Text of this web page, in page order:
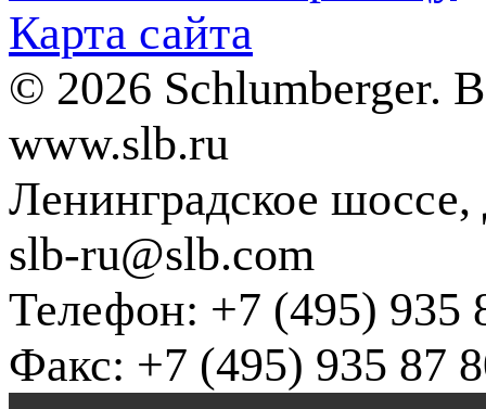
Карта сайта
© 2026 Schlumberger.
www.slb.ru
Ленинградское
slb-ru@slb.com
Телефон: +7 (495) 935
Факс: +7 (495) 935 87